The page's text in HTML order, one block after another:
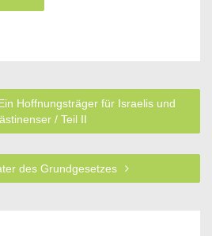
Hoffnungsträger für Israelis und
/ Teil II
des Grundgesetzes